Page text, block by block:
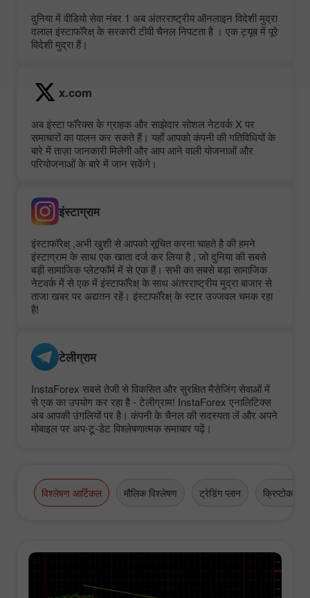
दुनिया में वीडियो सेवा नंबर 1 अब अंतरराष्ट्रीय ऑनलाइन विदेशी मुद्रा
दलाल इंस्टाफॉरेक्ष् के सरकारी टीवी चैनल निपटता है । एक ट्यूब में पूरे
विदेशी मुद्रा हैं।
x.com
अब इंस्टा फॉरेक्स के ग्राहक और साझेदार सोशल नेटवर्क X पर
समाचारों का पालन कर सकते हैं। यहाँ आपको कंपनी की गतिविधियों के
बारे में ताज़ा जानकारी मिलेगी और आप आने वाली योजनाओं और
परियोजनाओं के बारे में जान सकेंगे।
इंस्टाग्राम
इंस्टाफॉरेक्ष् ,अभी खुशी से आपको सूचित करना चाहते है की हमने
इंस्टाग्राम के साथ एक खाता दर्ज कर लिया है , जो दुनिया की सबसे
बड़ी सामाजिक प्लेटफॉर्म में से एक हैं। सभी का सबसे बड़ा सामाजिक
नेटवर्क में से एक में इंस्टाफॉरेक्ष् के साथ अंतरराष्ट्रीय मुद्रा बाजार से
ताजा खबर पर अद्यतन रहें। इंस्टाफॉरेक्ष् के स्टार उज्जवल चमक रहा
है!
टेलीग्राम
InstaForex सबसे तेजी से विकसित और सुरक्षित मैसेजिंग सेवाओं में
से एक का उपयोग कर रहा है - टेलीग्राम! InstaForex एनालिटिक्स
अब आपकी उंगलियों पर है। कंपनी के चैनल की सदस्यता लें और अपने
मोबाइल पर अप-टू-डेट विश्लेषणात्मक समाचार पढ़ें।
विश्लेषण आर्टिकल मौलिक विश्लेषण ट्रेडिंग प्लान क्रिप्टोकरेंसी